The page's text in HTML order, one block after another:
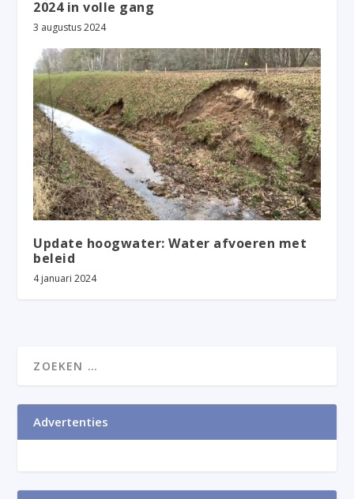
2024 in volle gang
3 augustus 2024
Update hoogwater: Water afvoeren met
beleid
4 januari 2024
Advertenties